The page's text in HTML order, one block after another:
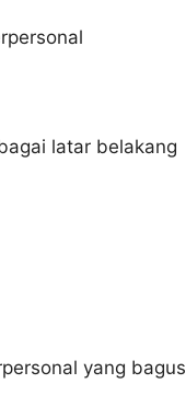
latar belakang
yang bagus